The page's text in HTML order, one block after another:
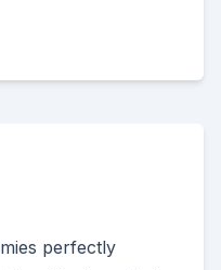
perfectly